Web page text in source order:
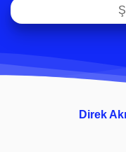
Direk